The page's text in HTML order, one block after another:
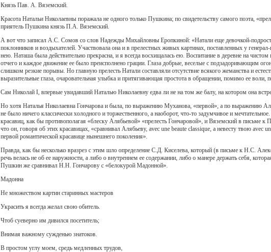
Князь Пав. А. Вяземский.
Красота Натальи Николаевны поражала не одного только Пушкина; по свидетельству самого поэта,
приятель Пушкина князь П.А. Вяземский.
А вот что записал А.С. Сомов со слов Надежды Михайловны Еропкиной: «Натали еще девочкой-
поклонников и воздыхателей. Участвовала она и в прелестных живых картинах, поставленных у
нею. Наташа была действительно прекрасна, и я всегда восхищалась ею. Воспитание в деревне на
отчего и каждое движение ее было преисполнено грации. Глаза добрые, веселые с подзадоривающим
слишком резкие порывы. Но главную прелесть Натали составляли отсутствие всякого жеманства и
выразительные глаза, очаровательная улыбка и притягивающая простота в обращении, помимо ее воли,
Сам Николай I, впервые увидавший Наталью Николаевну едва ли не на том же балу, на котором она
Но хотя Наталья Николаевна Гончарова и была, по выражению Муханова, «первой», а по выражению
не было ничего классически холодного и торжественного, а наоборот, что-то задумчивое и
красавиц, как бы противополагая «блеску Алябьевой» «прелесть Гончаровой», и Вяземский в
что он, говоря об этих красавицах, «сравнивал Алябьеву, avec une beaute classique, а невесту твою
первой романтической красавице нынешнего поколения».
Правда, как бы несколько вразрез с этим шло определение С.Д. Киселева, который (в письме к Н.С.
речь велась не об ее наружности, а либо о внутреннем ее содержании, либо о манере держать себя,
Пушкин же сравнивал Н.Н. Гончарову с «белокурой Мадонной».
Мадонна
Не множеством картин старинных мастеров
Украсить я всегда желал свою обитель.
Чтоб суеверно им дивился посетитель;
Внимая важному сужденью знатоков.
В простом углу моем, средь медленных трудов,